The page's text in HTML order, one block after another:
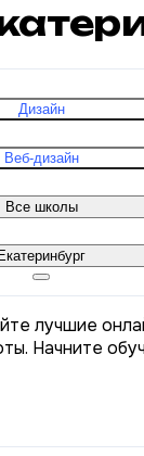
Дизайн
Веб-дизайн
Все школы
Екатеринбург
лучшие
Начните